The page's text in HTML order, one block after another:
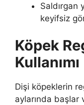
Saldırgan
keyifsiz
Köpek
Kullanımı
Dişi köpeklerin
aylarında